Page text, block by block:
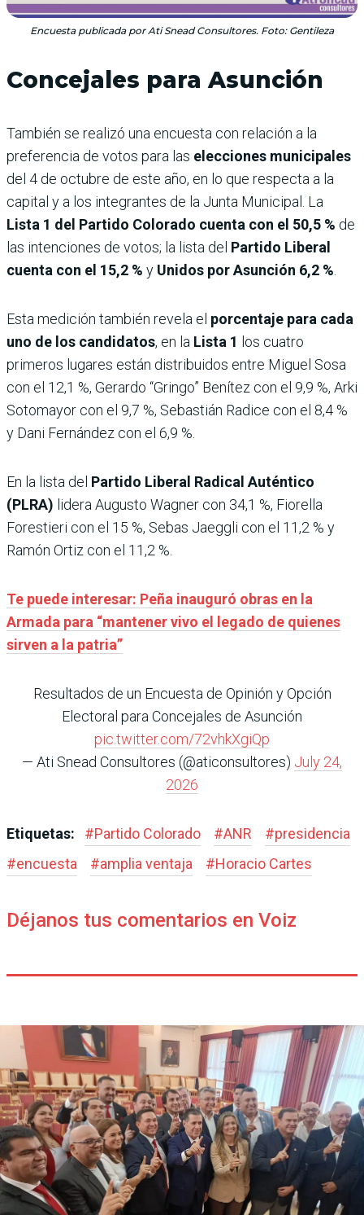
Encuesta publicada por Ati Snead Consultores. Foto: Gentileza
Concejales para Asunción
También se realizó una encuesta con relación a la
preferencia de votos para las elecciones municipales
del 4 de octubre de este año, en lo que respecta a la
capital y a los integrantes de la Junta Municipal. La
Lista 1 del Partido Colorado cuenta con el 50,5 % de
las intenciones de votos; la lista del Partido Liberal
cuenta con el 15,2 % y Unidos por Asunción 6,2 %
Esta medición también revela el porcentaje para cada
uno de los candidatos, en la Lista 1 los cuatro
primeros lugares están distribuidos entre Miguel Sosa
con el 12,1 %, Gerardo “Gringo” Benítez con el 9,9 %, Arki
Sotomayor con el 9,7 %, Sebastián Radice con el 8,4 %
y Dani Fernández con el 6,9 %.
En la lista del Partido Liberal Radical Auténtico
(PLRA) lidera Augusto Wagner con 34,1 %, Fiorella
Forestieri con el 15 %, Sebas Jaeggli con el 11,2 % y
Ramón Ortiz con el 11,2 %.
Te puede interesar: Peña inauguró obras en la
Armada para “mantener vivo el legado de quienes
sirven a la patria”
Resultados de un Encuesta de Opinión y Opción
Electoral para Concejales de Asunción
pic.twitter.com/72vhkXgiQp
— Ati Snead Consultores (@aticonsultores) July 24,
2026
Etiquetas: #Partido Colorado #ANR #presidencia
#encuesta #amplia ventaja #Horacio Cartes
Déjanos tus comentarios en Voiz